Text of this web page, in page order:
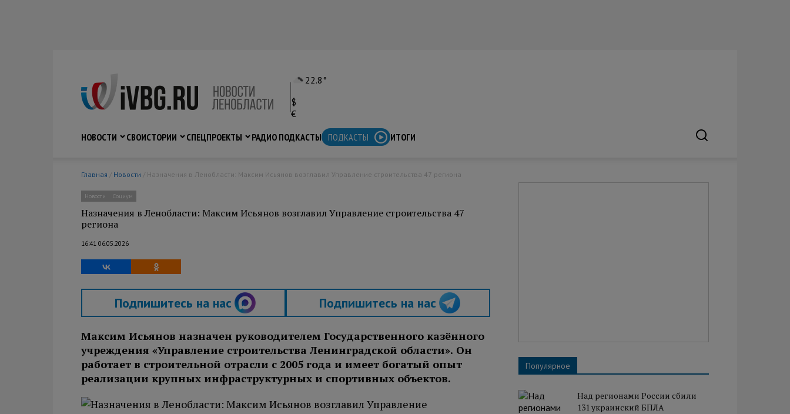
22.8°
$
€
НОВОСТИ
СВОИСТОРИИ СПЕЦПРОЕКТЫ РАДИО ПОДКАСТЫ ПОДКАСТЫ ИТОГИ
Главная / Новости / Назначения в Ленобласти: Максим Исьянов возглавил Управление строительства 47 региона
Новости Социум
Назначения в Ленобласти: Максим Исьянов возглавил Управление строительства 47
региона
16:41 06.05.2026
Подпишитесь на нас Подпишитесь на нас
Максим Исьянов назначен руководителем Государственного казённого
учреждения «Управление строительства Ленинградской области». Он
работает в строительной отрасли с 2005 года и имеет богатый опыт
реализации крупных инфраструктурных и спортивных объектов.
Популярное
Над регионами России сбили
131 украинский БПЛА